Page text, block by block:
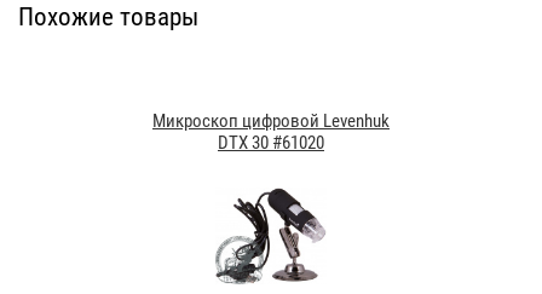
Похожие товары
Микроскоп цифровой Levenhuk
DTX 30 #61020